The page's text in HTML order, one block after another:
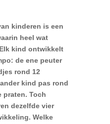
kinderen is een
heel wat
kind ontwikkelt
de ene peuter
rond 12
kind pas rond
praten. Toch
dezelfde vier
Welke